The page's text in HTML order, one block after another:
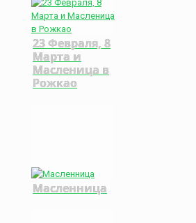
23 Февраля, 8
Марта и
Масленица в
Рожкао
Масленница